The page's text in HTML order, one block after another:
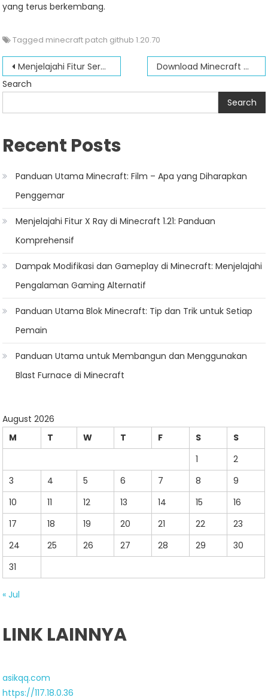
yang terus berkembang.
Tagged minecraft patch github 1.20.70
Post
navigation
Menjelajahi Fitur Seru Minecraft Mojang 1.20: Cara Download Sekarang!
Download Minecraft Original Gratis 2024: Cara Mendapatkan Gamenya Gratis
Search
Search
Recent Posts
Panduan Utama Minecraft: Film – Apa yang Diharapkan
Penggemar
Menjelajahi Fitur X Ray di Minecraft 1.21: Panduan
Komprehensif
Dampak Modifikasi dan Gameplay di Minecraft: Menjelajahi
Pengalaman Gaming Alternatif
Panduan Utama Blok Minecraft: Tip dan Trik untuk Setiap
Pemain
Panduan Utama untuk Membangun dan Menggunakan
Blast Furnace di Minecraft
August 2026
M
T W T F S
S
1
2
3
4 5 6 7 8
9
10
11 12 13 14 15
16
17
18 19 20 21 22
23
24
25 26 27 28 29
30
31
« Jul
LINK LAINNYA
asikqq.com
https://117.18.0.36